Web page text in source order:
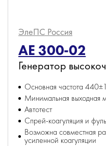
ЭлеПС Россия
АЕ 300-02
Генератор
Основная частота
Минимальная выходная
Автотест
Спрей-коагуляция и
Возможна совместная
усиленной коагуляции